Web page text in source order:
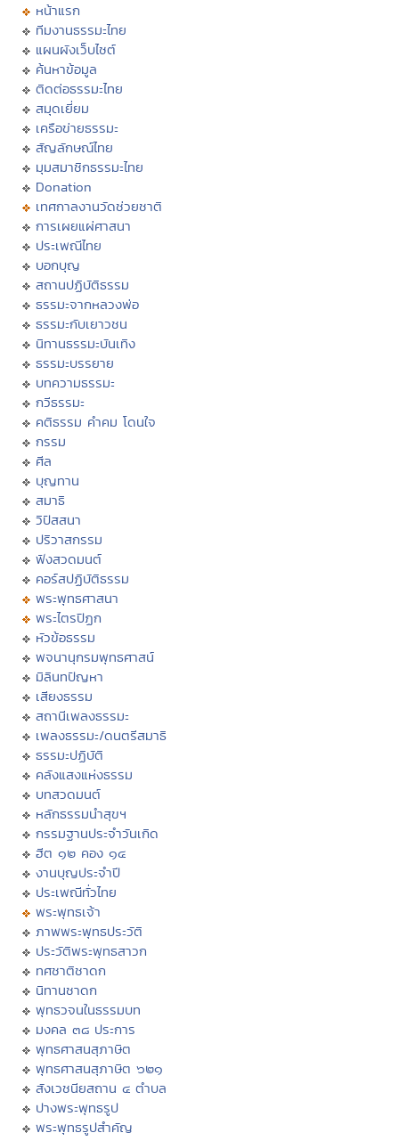
หน้าแรก
ทีมงานธรรมะไทย
แผนผังเว็บไซต์
ค้นหาข้อมูล
ติดต่อธรรมะไทย
สมุดเยี่ยม
เครือข่ายธรรมะ
สัญลักษณ์ไทย
มุมสมาชิกธรรมะไทย
Donation
เทศกาลงานวัดช่วยชาติ
การเผยแผ่ศาสนา
ประเพณีไทย
บอกบุญ
สถานปฏิบัติธรรม
ธรรมะจากหลวงพ่อ
ธรรมะกับเยาวชน
นิทานธรรมะบันเทิง
ธรรมะบรรยาย
บทความธรรมะ
กวีธรรมะ
คติธรรม คำคม โดนใจ
กรรม
ศีล
บุญทาน
สมาธิ
วิปัสสนา
ปริวาสกรรม
ฟังสวดมนต์
คอร์สปฏิบัติธรรม
พระพุทธศาสนา
พระไตรปิฏก
หัวข้อธรรม
พจนานุกรมพุทธศาสน์
มิลินทปัญหา
เสียงธรรม
สถานีเพลงธรรมะ
เพลงธรรมะ/ดนตรีสมาธิ
ธรรมะปฏิบัติ
คลังแสงแห่งธรรม
บทสวดมนต์
หลักธรรมนำสุขฯ
กรรมฐานประจำวันเกิด
ฮีต ๑๒ คอง ๑๔
งานบุญประจำปี
ประเพณีทั่วไทย
พระพุทธเจ้า
ภาพพระพุทธประวัติ
ประวัติพระพุทธสาวก
ทศชาติชาดก
นิทานชาดก
พุทธวจนในธรรมบท
มงคล ๓๘ ประการ
พุทธศาสนสุภาษิต
พุทธศาสนสุภาษิต ๖๒๑
สังเวชนียสถาน ๔ ตำบล
ปางพระพุทธรูป
พระพุทธรูปสำคัญ